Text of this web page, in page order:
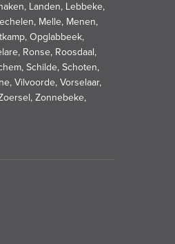
Landen, Lebbeke,
Melle, Menen,
Opglabbeek,
Ronse, Roosdaal,
Schilde, Schoten,
Vilvoorde, Vorselaar,
Zonnebeke,